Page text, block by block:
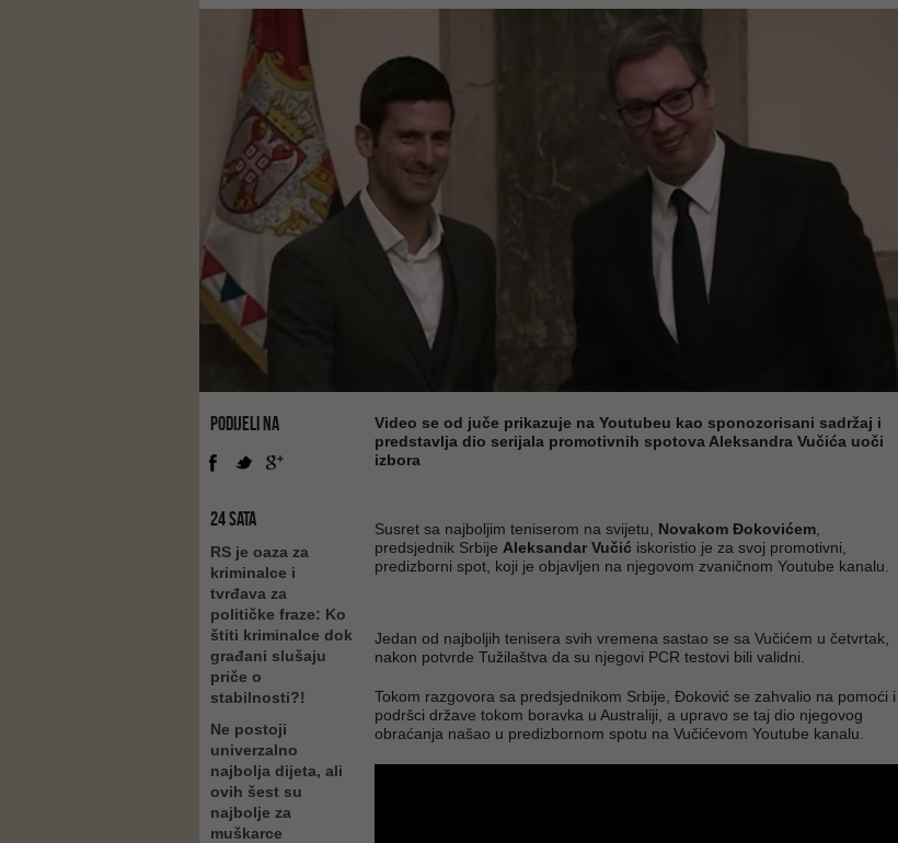
PODIJELI NA
24 SATA
RS je oaza za
kriminalce i
tvrđava za
političke fraze: Ko
štiti kriminalce dok
građani slušaju
priče o
stabilnosti?!
Ne postoji
univerzalno
najbolja dijeta, ali
ovih šest su
najbolje za
muškarce
Video se od juče prikazuje na Youtubeu kao sponozorisani sadržaj i
predstavlja dio serijala promotivnih spotova Aleksandra Vučića uoči
izbora
Susret sa najboljim teniserom na svijetu, Novakom Đokovićem
predsjednik Srbije Aleksandar Vučić iskoristio je za svoj promotivni,
predizborni spot, koji je objavljen na njegovom zvaničnom Youtube kanalu.
Jedan od najboljih tenisera svih vremena sastao se sa Vučićem u četvrtak,
nakon potvrde Tužilaštva da su njegovi PCR testovi bili validni.
Tokom razgovora sa predsjednikom Srbije, Đoković se zahvalio na pomoći i
podršci države tokom boravka u Australiji, a upravo se taj dio njegovog
obraćanja našao u predizbornom spotu na Vučićevom Youtube kanalu.